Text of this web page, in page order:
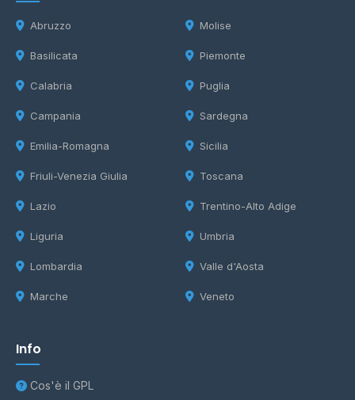
Abruzzo
Basilicata
Calabria
Campania
Emilia-Romagna
Friuli-Venezia Giulia
Lazio
Liguria
Lombardia
Marche
Molise
Piemonte
Puglia
Sardegna
Sicilia
Toscana
Trentino-Alto Adige
Umbria
Valle d'Aosta
Veneto
Info
Cos'è il GPL